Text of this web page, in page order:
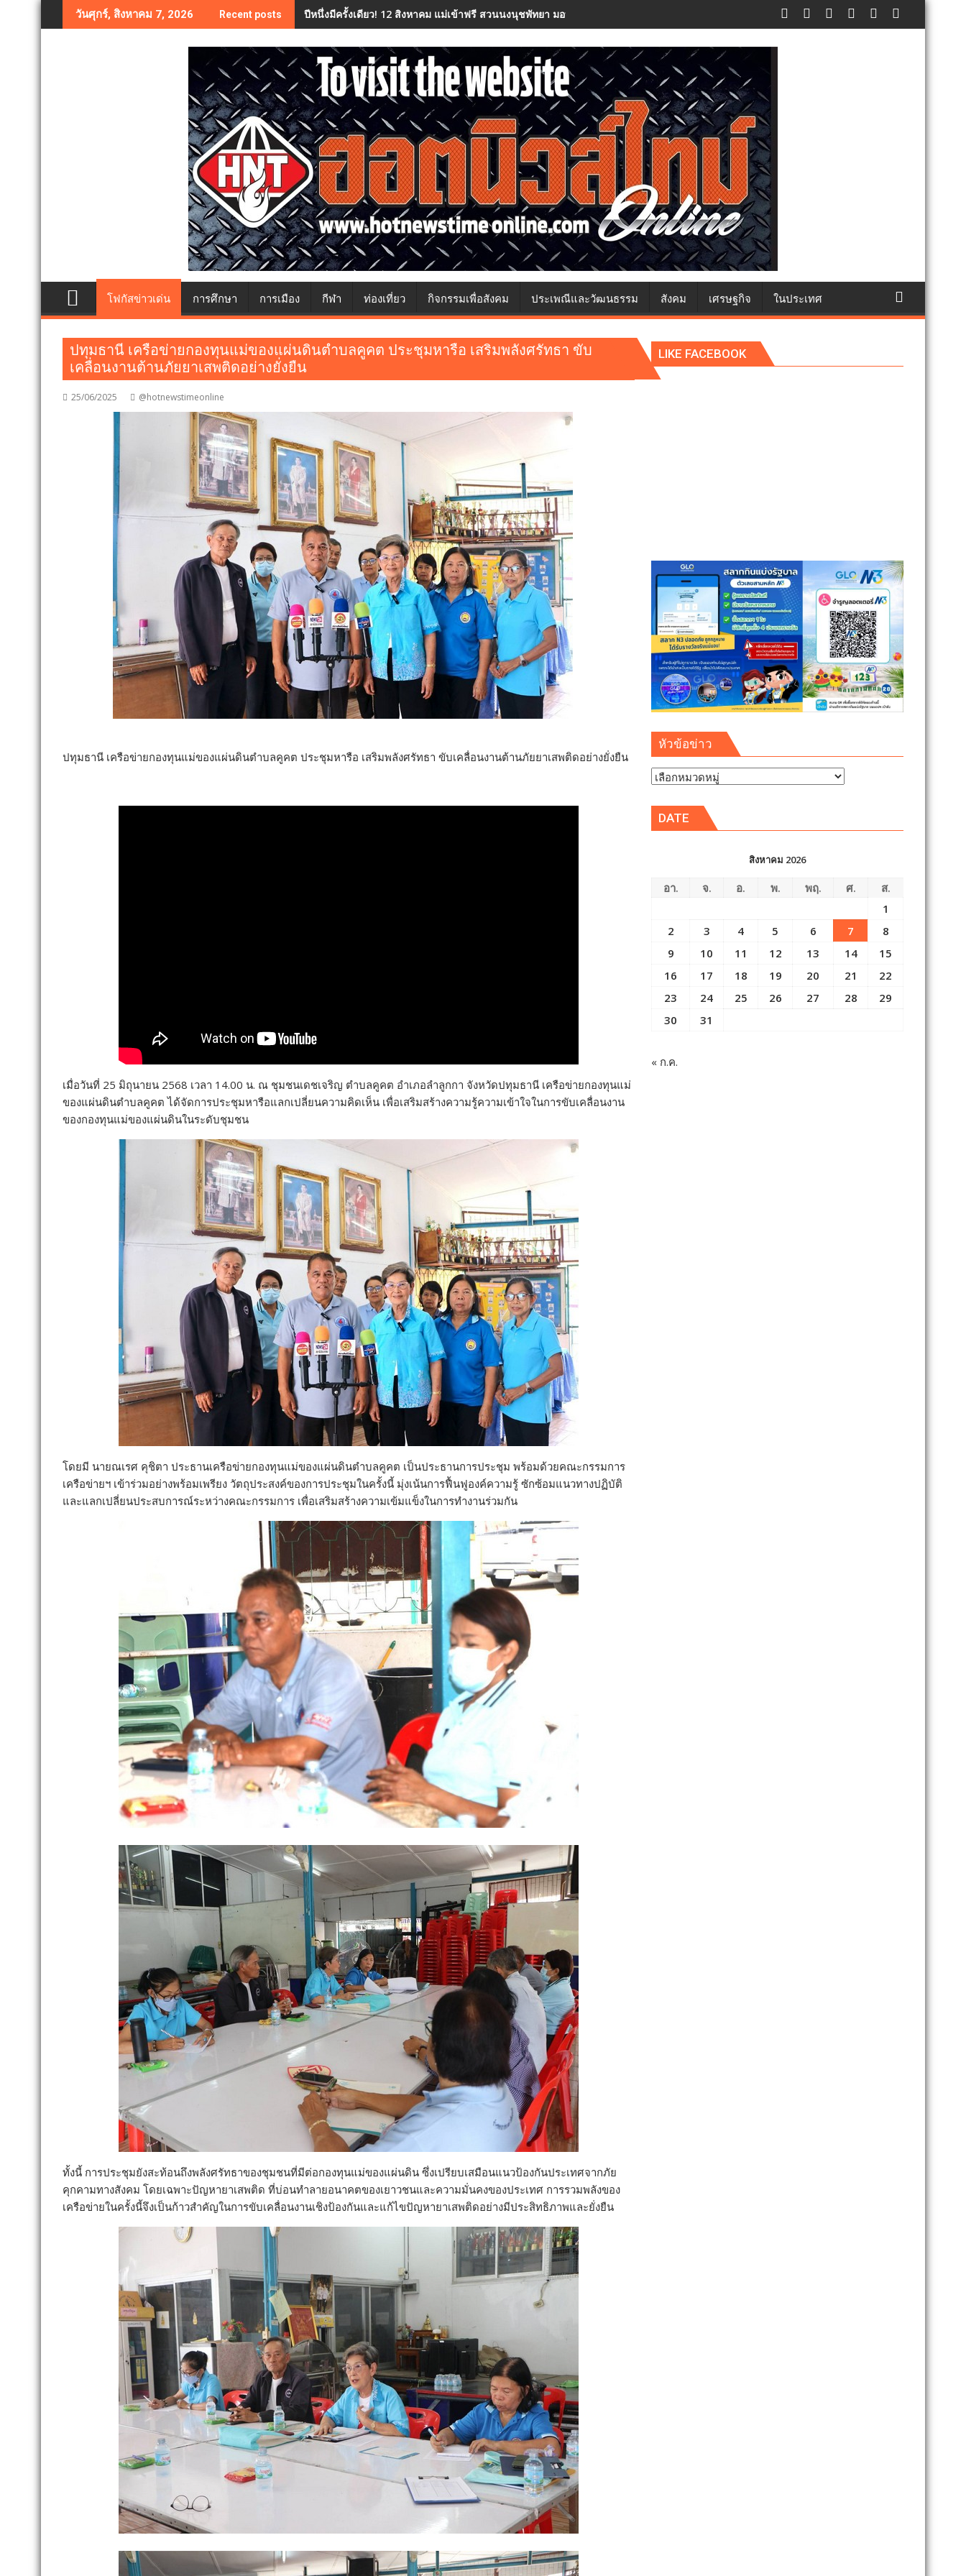
to
วันศุกร์, สิงหาคม 7, 2026 Recent posts ปีหนึ่งมีครั้งเดียว! 12 สิงหาคม แม่เข้าฟรี สวนนงนุชพัทยา มอบของขวัญวันแม่แห่งชาติ แทนคำว่ารัก ชวนลูกพาแม่เที่ยว
โฟกัสข่าวเด่น การศึกษา การเมือง กีฬา ท่องเที่ยว กิจกรรมเพื่อสังคม ประเพณีและวัฒนธรรม สังคม เศรษฐกิจ ในประเทศ
ปทุมธานี เครือข่ายกองทุนแม่ของแผ่นดินตำบลคูคต ประชุมหารือ เสริมพลังศรัทธา ขับ
เคลื่อนงานต้านภัยยาเสพติดอย่างยั่งยืน
25/06/2025 @hotnewstimeonline
ปทุมธานี เครือข่ายกองทุนแม่ของแผ่นดินตำบลคูคต ประชุมหารือ เสริมพลังศรัทธา ขับเคลื่อนงานต้านภัยยาเสพติดอย่างยั่งยืน
เมื่อวันที่ 25 มิถุนายน 2568 เวลา 14.00 น. ณ ชุมชนเดชเจริญ ตำบลคูคต อำเภอลำลูกกา จังหวัดปทุมธานี เครือข่ายกองทุนแม่
ของแผ่นดินตำบลคูคต ได้จัดการประชุมหารือแลกเปลี่ยนความคิดเห็น เพื่อเสริมสร้างความรู้ความเข้าใจในการขับเคลื่อนงาน
ของกองทุนแม่ของแผ่นดินในระดับชุมชน
โดยมี นายณเรศ คุชิตา ประธานเครือข่ายกองทุนแม่ของแผ่นดินตำบลคูคต เป็นประธานการประชุม พร้อมด้วยคณะกรรมการ
เครือข่ายฯ เข้าร่วมอย่างพร้อมเพรียง วัตถุประสงค์ของการประชุมในครั้งนี้ มุ่งเน้นการฟื้นฟูองค์ความรู้ ซักซ้อมแนวทางปฏิบัติ
และแลกเปลี่ยนประสบการณ์ระหว่างคณะกรรมการ เพื่อเสริมสร้างความเข้มแข็งในการทำงานร่วมกัน
ทั้งนี้ การประชุมยังสะท้อนถึงพลังศรัทธาของชุมชนที่มีต่อกองทุนแม่ของแผ่นดิน ซึ่งเปรียบเสมือนแนวป้องกันประเทศจากภัย
คุกคามทางสังคม โดยเฉพาะปัญหายาเสพติด ที่บ่อนทำลายอนาคตของเยาวชนและความมั่นคงของประเทศ การรวมพลังของ
เครือข่ายในครั้งนี้จึงเป็นก้าวสำคัญในการขับเคลื่อนงานเชิงป้องกันและแก้ไขปัญหายาเสพติดอย่างมีประสิทธิภาพและยั่งยืน
LIKE FACEBOOK
หัวข้อข่าว
หัวข้อ
DATE
สิงหาคม 2026
อา. จ. อ. พ. พฤ. ศ.
ส.
1
2
3 4 5 6 7
8
9
10 11 12 13 14
15
16
17 18 19 20 21
22
23
24 25 26 27 28
29
30
31
« ก.ค.